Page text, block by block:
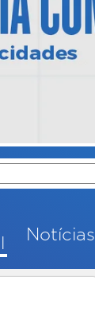
Notícias